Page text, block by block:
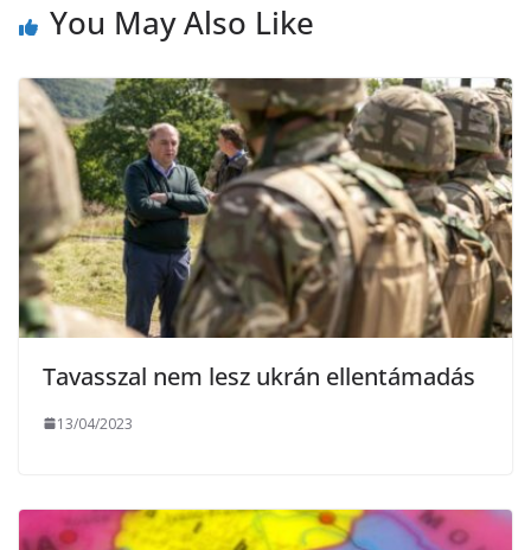
k
e
g
You May Also Like
Tavasszal nem lesz ukrán ellentámadás
13/04/2023